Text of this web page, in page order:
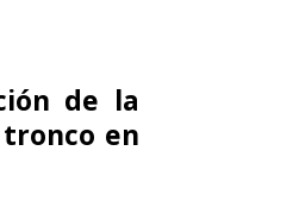
de la
en